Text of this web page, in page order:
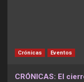
Crónicas Eventos
CRÓNICAS: El